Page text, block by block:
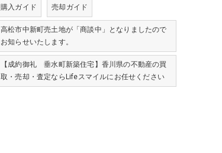
購入ガイド 売却ガイド
高松市中新町売土地が「商談中」となりましたので
お知らせいたします。
【成約御礼 垂水町新築住宅】香川県の不動産の買
取・売却・査定ならLifeスマイルにお任せください